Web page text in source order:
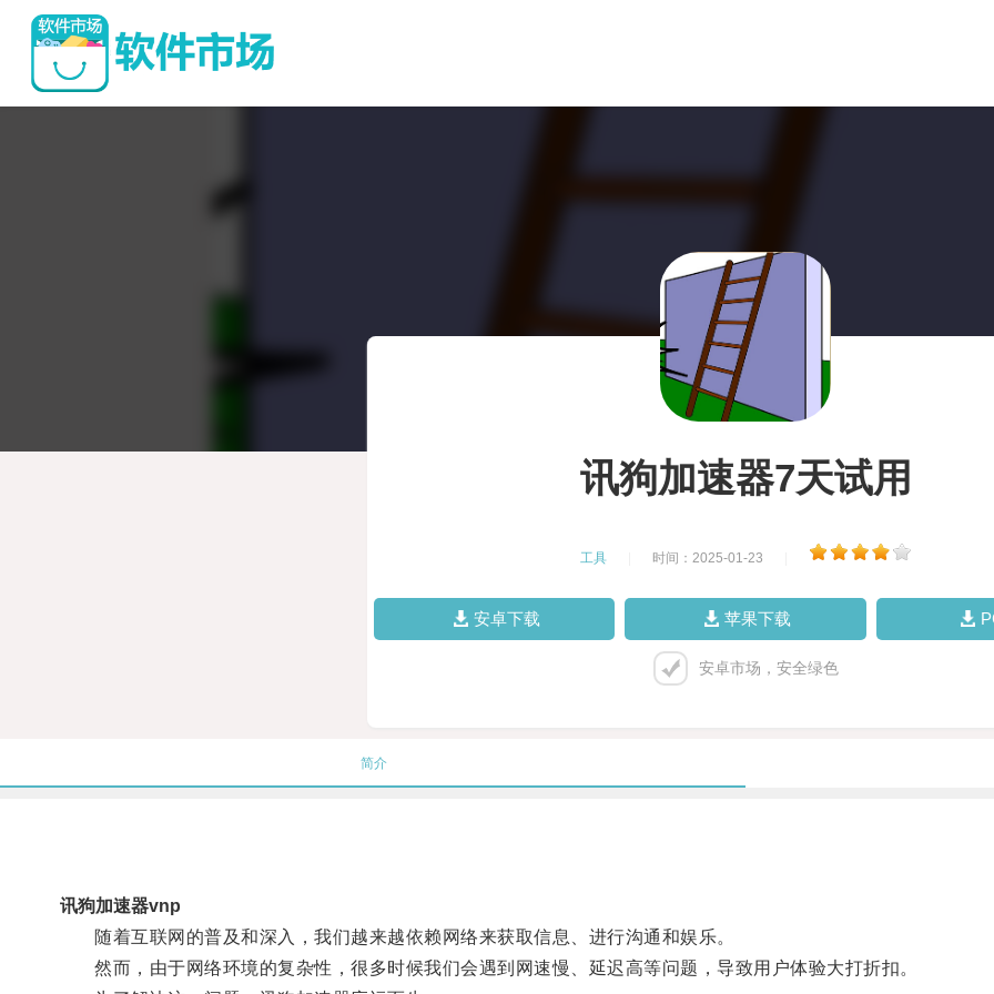
讯狗加速器7天试用
工具 时间：2025-01-23
安卓下载 苹果下载
安卓市场，安全绿色
简介
讯狗加速器vnp
随着互联网的普及和深入，我们越来越依赖网络来获取信息、进行沟通和娱乐。
然而，由于网络环境的复杂性，很多时候我们会遇到网速慢、延迟高等问题，导致用户体验大打折扣。